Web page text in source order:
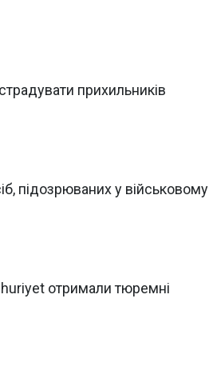
прихильників
підозрюваних у військовому
отримали тюремні